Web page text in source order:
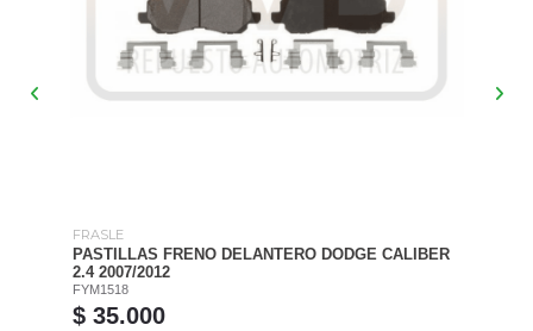
FRASLE
PASTILLAS FRENO DELANTERO DODGE CALIBER
2.4 2007/2012
FYM1518
$ 35.000